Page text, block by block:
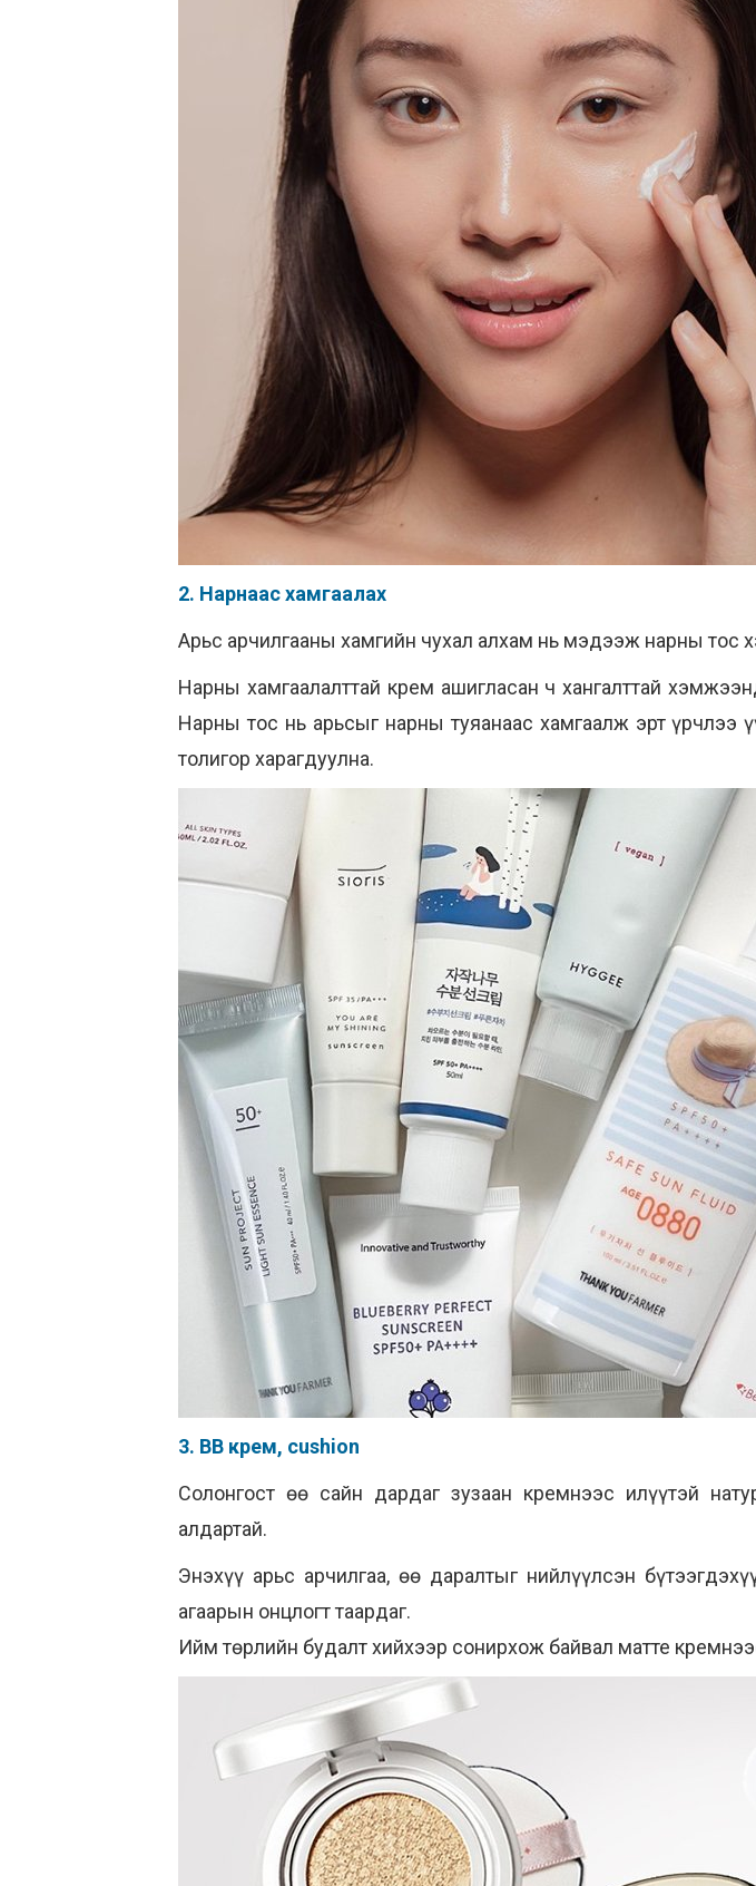
2. Нарнаас хамгаалах
Арьс арчилгааны хамгийн чухал алхам нь мэдээж нарны тос
Нарны хамгаалалттай крем ашигласан ч хангалттай
Нарны тос нь арьсыг нарны туяанаас хамгаалж эрт үрчлээ
толигор харагдуулна.
3. BB крем, cushion
Солонгост өө сайн дардаг зузаан кремнээс илүүтэй
алдартай.
Энэхүү арьс арчилгаа, өө даралтыг нийлүүлсэн
агаарын онцлогт таардаг.
Ийм төрлийн будалт хийхээр сонирхож байвал матте